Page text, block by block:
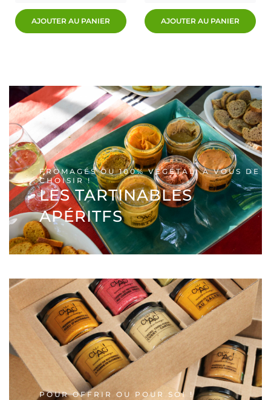
AJOUTER AU PANIER AJOUTER AU PANIER
FROMAGÉS OU 100% VÉGÉTAL, À VOUS DE
CHOISIR !
LES TARTINABLES
APÉRITFS
POUR OFFRIR OU POUR SOI !